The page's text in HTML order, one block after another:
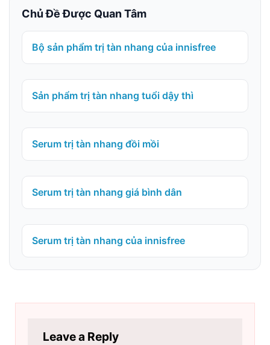
Chủ Đề Được Quan Tâm
Bộ sản phẩm trị tàn nhang của innisfree
Sản phẩm trị tàn nhang tuổi dậy thì
Serum trị tàn nhang đồi mồi
Serum trị tàn nhang giá bình dân
Serum trị tàn nhang của innisfree
Leave a Reply